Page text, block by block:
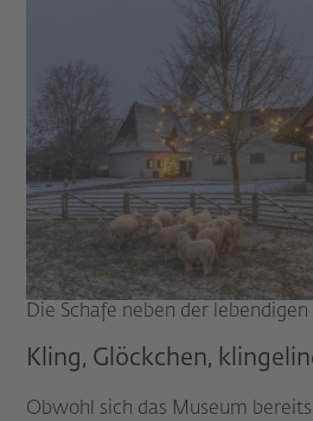
Die Schafe neben der
Kling, Glöckchen,
Obwohl sich das Museum